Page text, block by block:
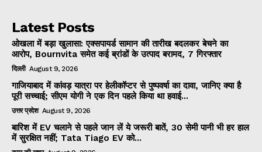
Latest Posts
ओखला में बड़ा खुलासा: एक्सपायर्ड सामान की तारीख बदलकर बेचने का
आरोप, Bournvita समेत कई ब्रांडों के उत्पाद बरामद, 7 गिरफ्तार
दिल्ली August 9, 2026
गाजियाबाद में कांवड़ यात्रा पर हेलीकॉप्टर से पुष्पवर्षा का दावा, जानिए क्या है
पूरी सच्चाई; सीएम योगी ने एक दिन पहले किया था हवाई...
उत्तर प्रदेश August 9, 2026
बारिश में EV चलाने से पहले जान लें ये जरूरी बातें, 30 सेमी पानी भी हर हाल
में सुरक्षित नहीं; Tata Tiago EV को...